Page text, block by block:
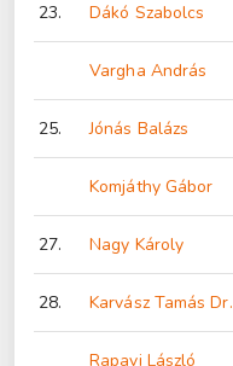
23. Dákó Szabolcs
Vargha András
25. Jónás Balázs
Komjáthy Gábor
27. Nagy Károly
28. Karvász Tamás Dr.
Rapavi László